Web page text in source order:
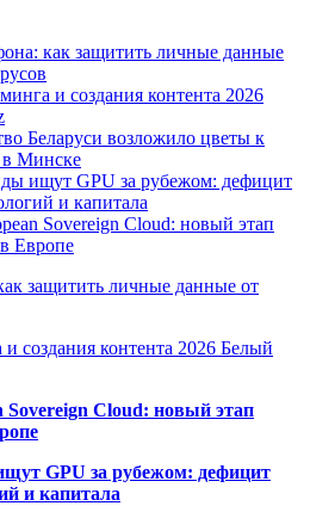
как защитить личные данные
и создания контента 2026
Беларуси возложило цветы к
Минске
ищут GPU за рубежом: дефицит
и капитала
Sovereign Cloud: новый этап
Европе
защитить личные данные от
создания контента 2026 Белый
Sovereign Cloud: новый этап
GPU за рубежом: дефицит
и капитала